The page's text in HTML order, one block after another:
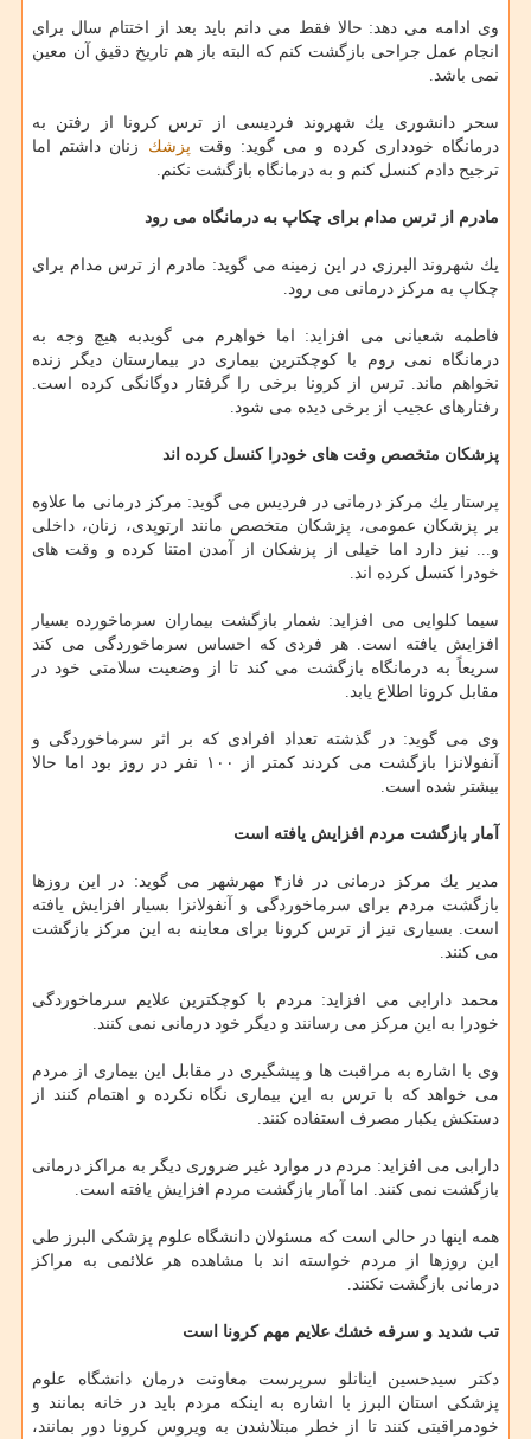
وی ادامه می دهد: حالا فقط می دانم باید بعد از اختتام سال برای
انجام عمل جراحی بازگشت كنم كه البته باز هم تاریخ دقیق آن معین
نمی باشد.
سحر دانشوری یك شهروند فردیسی از ترس كرونا از رفتن به
درمانگاه خودداری كرده و می گوید: وقت پزشك زنان داشتم اما
ترجیح دادم كنسل كنم و به درمانگاه بازگشت نكنم.
مادرم از ترس مدام برای چكاپ به درمانگاه می رود
یك شهروند البرزی در این زمینه می گوید: مادرم از ترس مدام برای
چكاپ به مركز درمانی می رود.
فاطمه شعبانی می افزاید: اما خواهرم می گویدبه هیچ وجه به
درمانگاه نمی روم با كوچكترین بیماری در بیمارستان دیگر زنده
نخواهم ماند. ترس از كرونا برخی را گرفتار دوگانگی كرده است.
رفتارهای عجیب از برخی دیده می شود.
پزشكان متخصص وقت های خودرا كنسل كرده اند
پرستار یك مركز درمانی در فردیس می گوید: مركز درمانی ما علاوه
بر پزشكان عمومی، پزشكان متخصص مانند ارتوپدی، زنان، داخلی
و... نیز دارد اما خیلی از پزشكان از آمدن امتنا كرده و وقت های
خودرا كنسل كرده اند.
سیما كلوایی می افزاید: شمار بازگشت بیماران سرماخورده بسیار
افزایش یافته است. هر فردی كه احساس سرماخوردگی می كند
سریعاً به درمانگاه بازگشت می كند تا از وضعیت سلامتی خود در
مقابل كرونا اطلاع یابد.
وی می گوید: در گذشته تعداد افرادی كه بر اثر سرماخوردگی و
آنفولانزا بازگشت می كردند كمتر از ۱۰۰ نفر در روز بود اما حالا
بیشتر شده است.
آمار بازگشت مردم افزایش یافته است
مدیر یك مركز درمانی در فاز۴ مهرشهر می گوید: در این روزها
بازگشت مردم برای سرماخوردگی و آنفولانزا بسیار افزایش یافته
است. بسیاری نیز از ترس كرونا برای معاینه به این مركز بازگشت
می كنند.
محمد دارابی می افزاید: مردم با كوچكترین علایم سرماخوردگی
خودرا به این مركز می رسانند و دیگر خود درمانی نمی كنند.
وی با اشاره به مراقبت ها و پیشگیری در مقابل این بیماری از مردم
می خواهد كه با ترس به این بیماری نگاه نكرده و اهتمام كنند از
دستكش یكبار مصرف استفاده كنند.
دارابی می افزاید: مردم در موارد غیر ضروری دیگر به مراكز درمانی
بازگشت نمی كنند. اما آمار بازگشت مردم افزایش یافته است.
همه اینها در حالی است كه مسئولان دانشگاه علوم پزشكی البرز طی
این روزها از مردم خواسته اند با مشاهده هر علائمی به مراكز
درمانی بازگشت نكنند.
تب شدید و سرفه خشك علایم مهم كرونا است
دكتر سیدحسین اینانلو سرپرست معاونت درمان دانشگاه علوم
پزشكی استان البرز با اشاره به اینكه مردم باید در خانه بمانند و
خودمراقبتی كنند تا از خطر مبتلاشدن به ویروس كرونا دور بمانند،